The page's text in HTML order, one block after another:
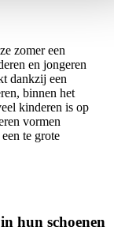
zomer een
en jongeren
dankzij een
binnen het
kinderen is op
vormen
te grote
hun schoenen